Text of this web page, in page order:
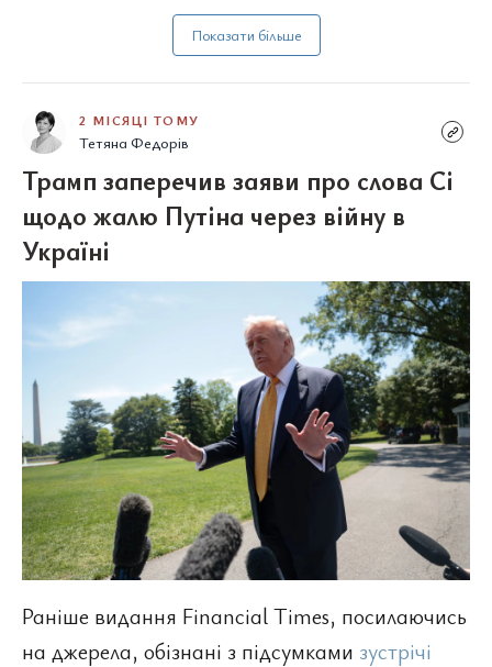
Показати більше
2 МІСЯЦІ ТОМУ
Тетяна Федорів
Трамп заперечив заяви про слова Сі
щодо жалю Путіна через війну в
Україні
Раніше видання Financial Times, посилаючись
на джерела, обізнані з підсумками зустрічі